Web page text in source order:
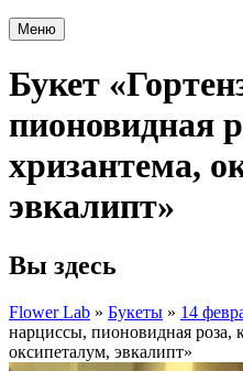
Меню
Букет
пионовидная
хризантема,
эвкалипт»
Вы здесь
Flower Lab » Букеты » 14
нарциссы, пионовидная роза,
оксипеталум, эвкалипт»